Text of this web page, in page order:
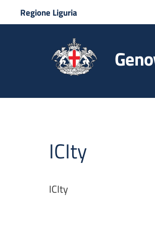
Regione Liguria
ICIty
ICIty